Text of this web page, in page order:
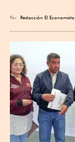
Por Redacción El Economista